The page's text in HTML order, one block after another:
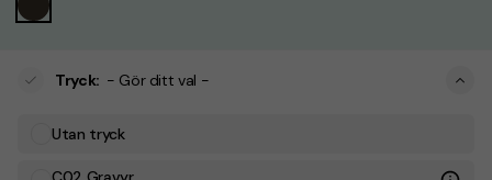
Tryck: - Gör ditt val -
Utan tryck